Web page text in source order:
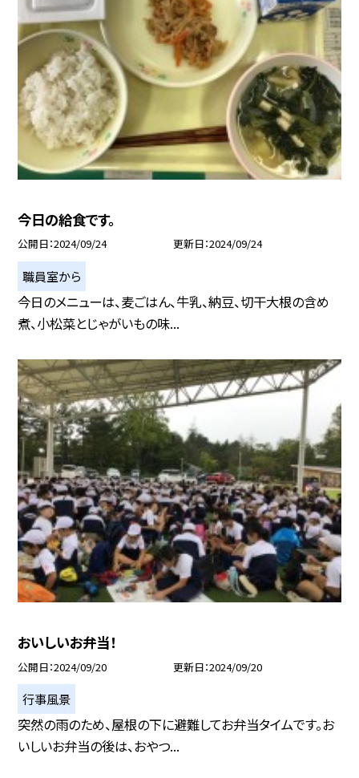
今日の給食です。
公開日 2024/09/24 更新日 2024/09/24
職員室から
今日のメニューは、麦ごはん、牛乳、納豆、切干大根の含め
煮、小松菜とじゃがいもの味...
おいしいお弁当！
公開日 2024/09/20 更新日 2024/09/20
行事風景
突然の雨のため、屋根の下に避難してお弁当タイムです。お
いしいお弁当の後は、おやつ...